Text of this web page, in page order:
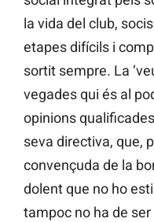
la vida del club,
etapes difícils i
sortit sempre. La
vegades qui és al
opinions
seva directiva, que,
convençuda de la
dolent que no ho
tampoc no ha de